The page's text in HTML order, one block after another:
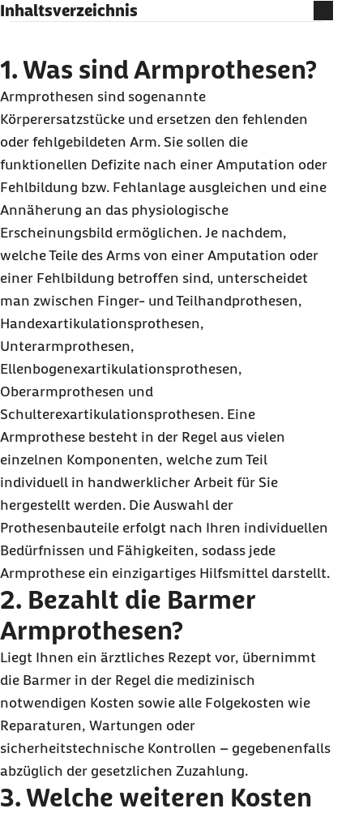
Inhaltsverzeichnis
2. Bezahlt die Barmer Armprothesen?
3. Welche weiteren Kosten gibt es bei
Armprothesen?
4. Wie erhalte ichArmprothesen ?
5. Wie finde ich einen Vertragspartner der
Barmer für Armprothesen?
6. Was gibt es bei Armprothesen sonst noch
zu beachten?
7. Ihre Barmer-Vorteile bei der Versorgung mit
Armprothesen
Volle Transparenz über Ihre Hilfsmittelanträge
in Meine Barmer
1. Was sind Armprothesen?
Armprothesen sind sogenannte
Körperersatzstücke und ersetzen den fehlenden
oder fehlgebildeten Arm. Sie sollen die
funktionellen Defizite nach einer Amputation oder
Fehlbildung bzw. Fehlanlage ausgleichen und eine
Annäherung an das physiologische
Erscheinungsbild ermöglichen. Je nachdem,
welche Teile des Arms von einer Amputation oder
einer Fehlbildung betroffen sind, unterscheidet
man zwischen Finger- und Teilhandprothesen,
Handexartikulationsprothesen,
Unterarmprothesen,
Ellenbogenexartikulationsprothesen,
Oberarmprothesen und
Schulterexartikulationsprothesen. Eine
Armprothese besteht in der Regel aus vielen
einzelnen Komponenten, welche zum Teil
individuell in handwerklicher Arbeit für Sie
hergestellt werden. Die Auswahl der
Prothesenbauteile erfolgt nach Ihren individuellen
Bedürfnissen und Fähigkeiten, sodass jede
Armprothese ein einzigartiges Hilfsmittel darstellt.
2. Bezahlt die Barmer
Armprothesen?
Liegt Ihnen ein ärztliches Rezept vor, übernimmt
die Barmer in der Regel die medizinisch
notwendigen Kosten sowie alle Folgekosten wie
Reparaturen, Wartungen oder
sicherheitstechnische Kontrollen – gegebenenfalls
abzüglich der gesetzlichen Zuzahlung.
3. Welche weiteren Kosten